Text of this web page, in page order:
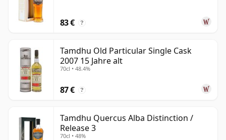
83 € ?
Tamdhu Old Particular Single Cask
2007 15 Jahre alt
70cl • 48.4%
87 € ?
Tamdhu Quercus Alba Distinction /
Release 3
70cl • 48%